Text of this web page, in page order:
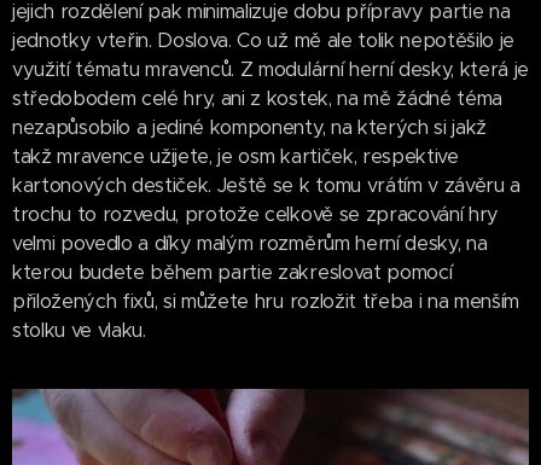
jejich rozdělení pak minimalizuje dobu přípravy partie na
jednotky vteřin. Doslova. Co už mě ale tolik nepotěšilo je
využití tématu mravenců. Z modulární herní desky, která je
středobodem celé hry, ani z kostek, na mě žádné téma
nezapůsobilo a jediné komponenty, na kterých si jakž
takž mravence užijete, je osm kartiček, respektive
kartonových destiček. Ještě se k tomu vrátím v závěru a
trochu to rozvedu, protože celkově se zpracování hry
velmi povedlo a díky malým rozměrům herní desky, na
kterou budete během partie zakreslovat pomocí
přiložených fixů, si můžete hru rozložit třeba i na menším
stolku ve vlaku.